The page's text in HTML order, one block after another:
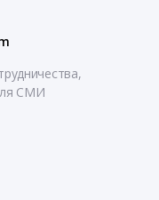
СМИ